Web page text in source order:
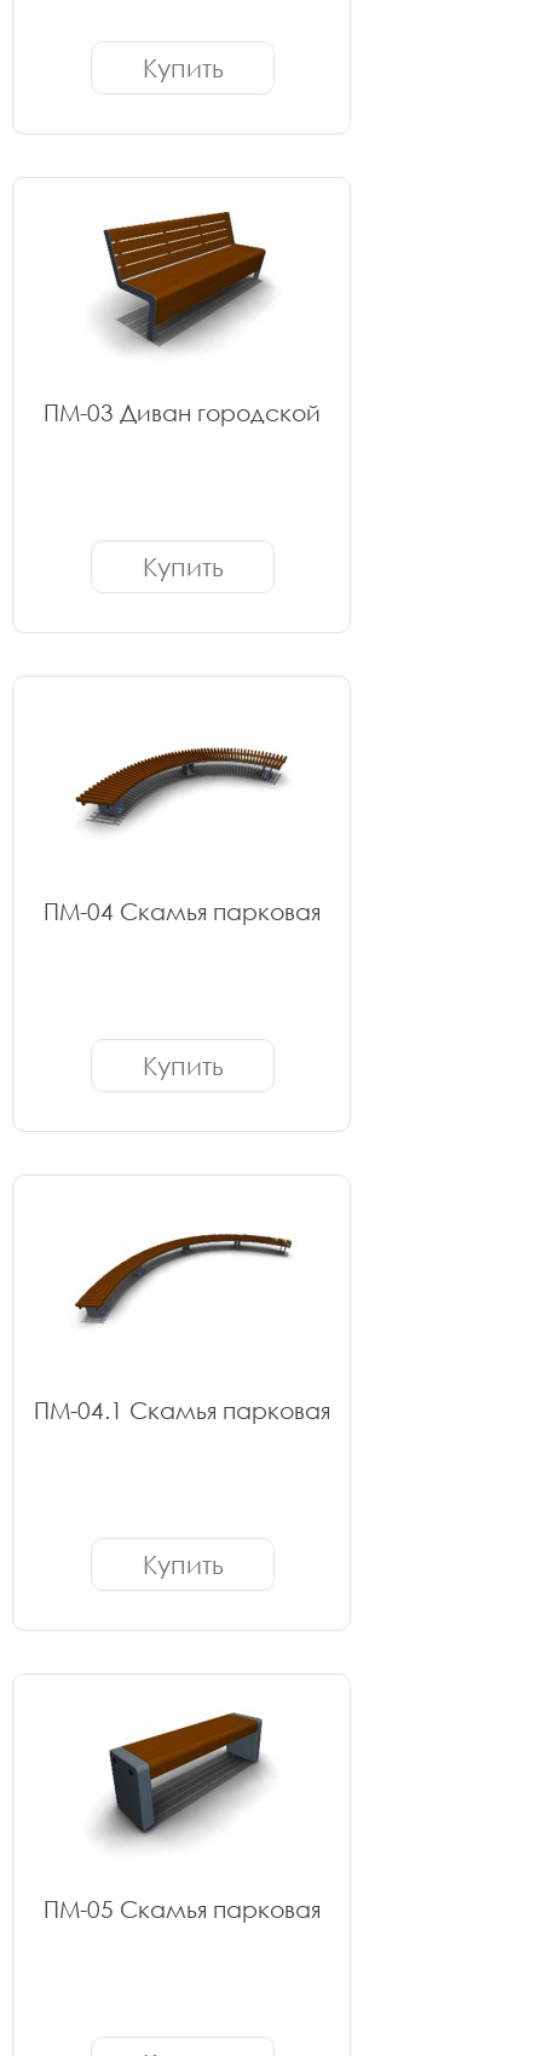
Купить
ПМ-03 Диван городской
Купить
ПМ-04 Скамья парковая
Купить
ПМ-04.1 Скамья парковая
Купить
ПМ-05 Скамья парковая